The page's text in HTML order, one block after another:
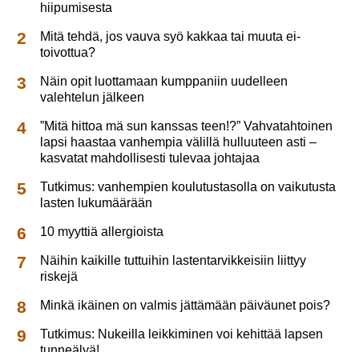
hiipumisesta
Mitä tehdä, jos vauva syö kakkaa tai muuta ei-
toivottua?
Näin opit luottamaan kumppaniin uudelleen
valehtelun jälkeen
”Mitä hittoa mä sun kanssas teen!?” Vahvatahtoinen
lapsi haastaa vanhempia välillä hulluuteen asti –
kasvatat mahdollisesti tulevaa johtajaa
Tutkimus: vanhempien koulutustasolla on vaikutusta
lasten lukumäärään
10 myyttiä allergioista
Näihin kaikille tuttuihin lastentarvikkeisiin liittyy
riskejä
Minkä ikäinen on valmis jättämään päiväunet pois?
Tutkimus: Nukeilla leikkiminen voi kehittää lapsen